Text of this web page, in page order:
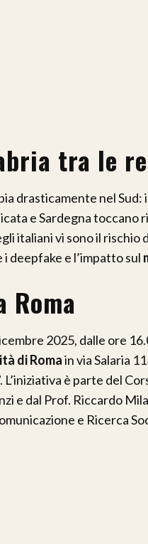
tra le
drasticamente nel Sud:
e Sardegna toccano
italiani vi sono il rischio
deepfake e l’impatto sul
Roma
2025, dalle ore
di Romain via Salaria
L’iniziativa è parte del
e dal Prof. Riccardo
e Ricerca